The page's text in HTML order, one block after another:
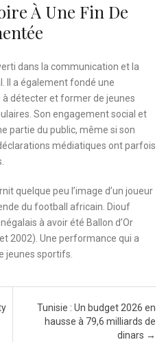
À Une Fin De
dans la communication et la
Il a également fondé une
détecter et former de jeunes
Son engagement social et
partie du public, même si son
médiatiques ont parfois
quelque peu l’image d’un joueur
du football africain. Diouf
à avoir été Ballon d’Or
2002). Une performance qui a
jeunes sportifs.
Tunisie : Un budget 2026 en
hausse à 79,6 milliards de
dinars →